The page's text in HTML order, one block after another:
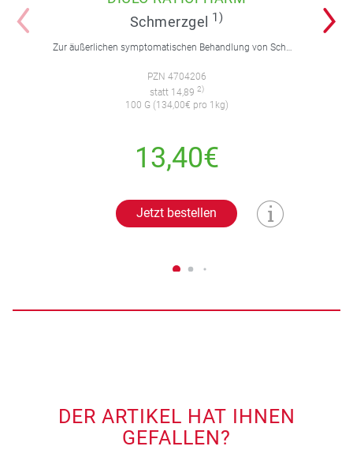
Schmerzgel 1)
Zur äußerlichen symptomatischen Behandlung von Schmerzen, Entzündungen und Schwellungen. Für Erwachsene und Jugendliche über 14 Jahre.
PZN 4704206
statt 14,89 2)
100 G (134,00€ pro 1kg)
13,40€
Jetzt bestellen
DER ARTIKEL HAT IHNEN
GEFALLEN?